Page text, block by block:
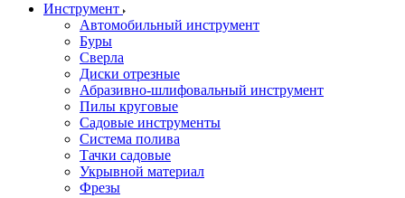
Инструмент
Автомобильный инструмент
Буры
Сверла
Диски отрезные
Абразивно-шлифовальный инструмент
Пилы круговые
Садовые инструменты
Система полива
Тачки садовые
Укрывной материал
Фрезы